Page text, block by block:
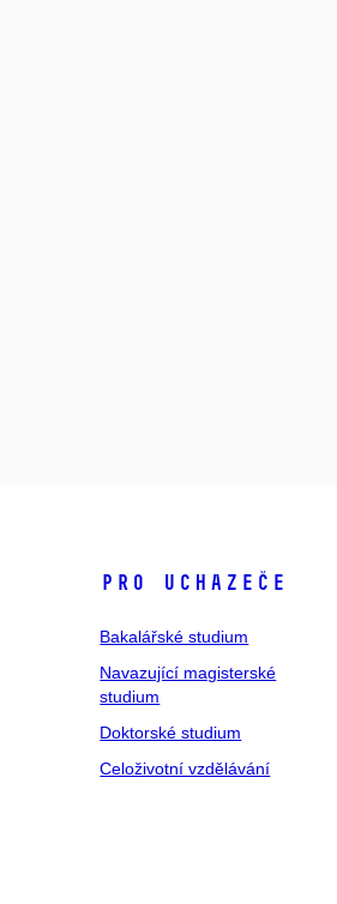
Pro uchazeče
Bakalářské studium
Navazující magisterské
studium
Doktorské studium
Celoživotní vzdělávání